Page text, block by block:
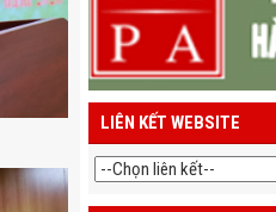
LIÊN KẾT WEBSITE